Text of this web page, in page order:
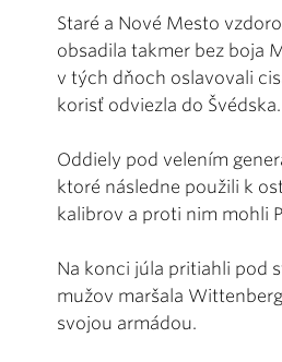
Staré a Nové Mesto
obsadila takmer bez boja
v tých dňoch oslavovali
korisť odviezla do Švédska.
Oddiely pod velením
ktoré následne použili k
kalibrov a proti nim mohli
Na konci júla pritiahli pod
mužov maršala
svojou armádou.